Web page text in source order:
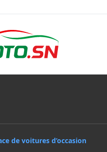
de voitures d’occasion